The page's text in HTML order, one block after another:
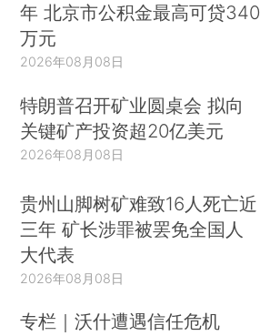
年 北京市公积金最高可贷340
万元
2026年08月08日
特朗普召开矿业圆桌会 拟向
关键矿产投资超20亿美元
2026年08月08日
贵州山脚树矿难致16人死亡近
三年 矿长涉罪被罢免全国人
大代表
2026年08月08日
专栏｜沃什遭遇信任危机